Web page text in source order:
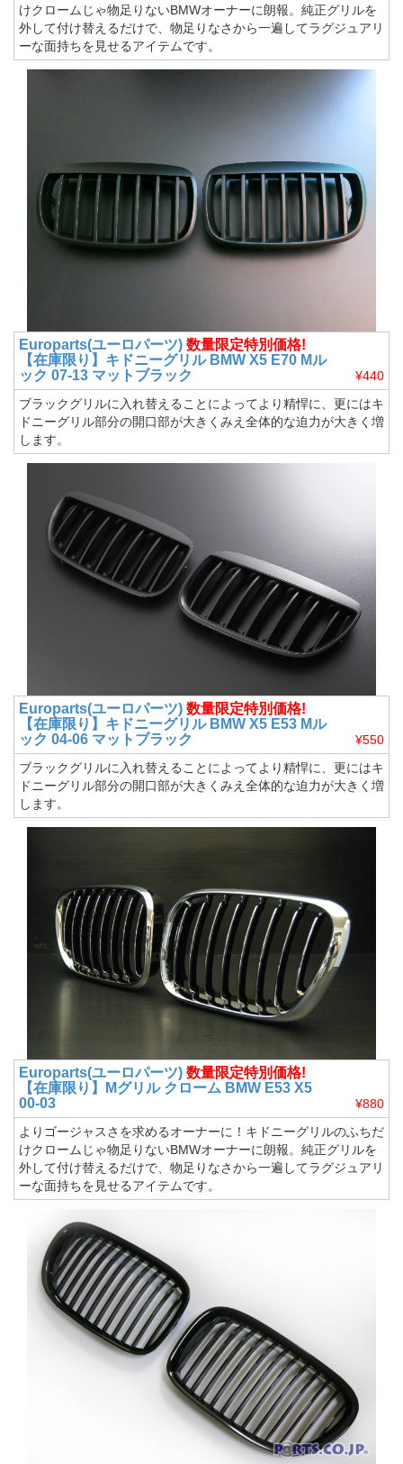
けクロームじゃ物足りないBMWオーナーに朗報。純正グリルを
外して付け替えるだけで、物足りなさから一遍してラグジュアリ
ーな面持ちを見せるアイテムです。
Europarts(ユーロパーツ) 数量限定特別価格!
【在庫限り】キドニーグリル BMW X5 E70 Mル
ック 07-13 マットブラック
¥440
ブラックグリルに入れ替えることによってより精悍に、更にはキ
ドニーグリル部分の開口部が大きくみえ全体的な迫力が大きく増
します。
Europarts(ユーロパーツ) 数量限定特別価格!
【在庫限り】キドニーグリル BMW X5 E53 Mル
ック 04-06 マットブラック
¥550
ブラックグリルに入れ替えることによってより精悍に、更にはキ
ドニーグリル部分の開口部が大きくみえ全体的な迫力が大きく増
します。
Europarts(ユーロパーツ) 数量限定特別価格!
【在庫限り】Mグリル クローム BMW E53 X5
00-03
¥880
よりゴージャスさを求めるオーナーに！キドニーグリルのふちだ
けクロームじゃ物足りないBMWオーナーに朗報。純正グリルを
外して付け替えるだけで、物足りなさから一遍してラグジュアリ
ーな面持ちを見せるアイテムです。